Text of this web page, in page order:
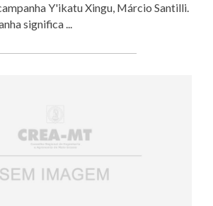
Y'ikatu Xingu, Márcio Santilli.
significa ...